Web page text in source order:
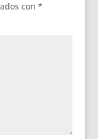
con *